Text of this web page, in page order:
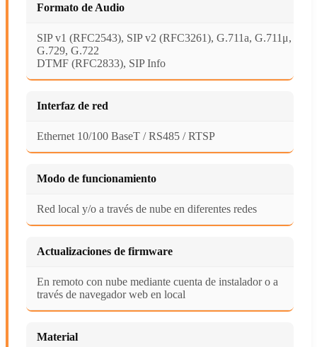
Formato de Audio
SIP v1 (RFC2543), SIP v2 (RFC3261), G.711a, G.711μ,
G.729, G.722
DTMF (RFC2833), SIP Info
Interfaz de red
Ethernet 10/100 BaseT / RS485 / RTSP
Modo de funcionamiento
Red local y/o a través de nube en diferentes redes
Actualizaciones de firmware
En remoto con nube mediante cuenta de instalador o a
través de navegador web en local
Material